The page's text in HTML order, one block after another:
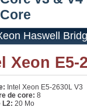
Haswell
Xeon E5-
Intel Xeon E5-2630L V3
de core: 8
L2: 20 Mo